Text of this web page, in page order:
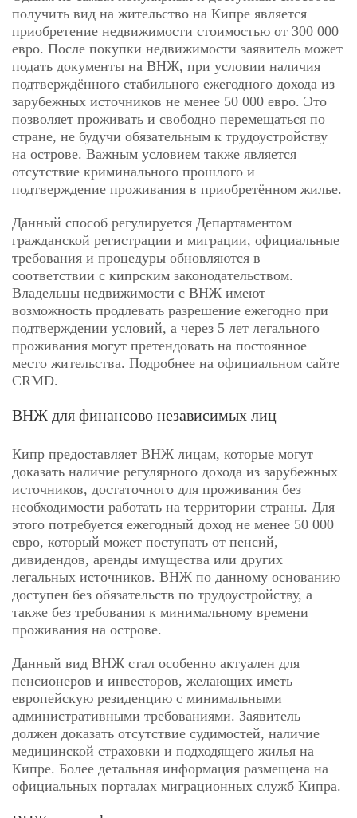
получить вид на жительство на Кипре является
приобретение недвижимости стоимостью от 300 000
евро. После покупки недвижимости заявитель может
подать документы на ВНЖ, при условии наличия
подтверждённого стабильного ежегодного дохода из
зарубежных источников не менее 50 000 евро. Это
позволяет проживать и свободно перемещаться по
стране, не будучи обязательным к трудоустройству
на острове. Важным условием также является
отсутствие криминального прошлого и
подтверждение проживания в приобретённом жилье.
Данный способ регулируется Департаментом
гражданской регистрации и миграции, официальные
требования и процедуры обновляются в
соответствии с кипрским законодательством.
Владельцы недвижимости с ВНЖ имеют
возможность продлевать разрешение ежегодно при
подтверждении условий, а через 5 лет легального
проживания могут претендовать на постоянное
место жительства. Подробнее на официальном сайте
CRMD.
ВНЖ для финансово независимых лиц
Кипр предоставляет ВНЖ лицам, которые могут
доказать наличие регулярного дохода из зарубежных
источников, достаточного для проживания без
необходимости работать на территории страны. Для
этого потребуется ежегодный доход не менее 50 000
евро, который может поступать от пенсий,
дивидендов, аренды имущества или других
легальных источников. ВНЖ по данному основанию
доступен без обязательств по трудоустройству, а
также без требования к минимальному времени
проживания на острове.
Данный вид ВНЖ стал особенно актуален для
пенсионеров и инвесторов, желающих иметь
европейскую резиденцию с минимальными
административными требованиями. Заявитель
должен доказать отсутствие судимостей, наличие
медицинской страховки и подходящего жилья на
Кипре. Более детальная информация размещена на
официальных порталах миграционных служб Кипра.